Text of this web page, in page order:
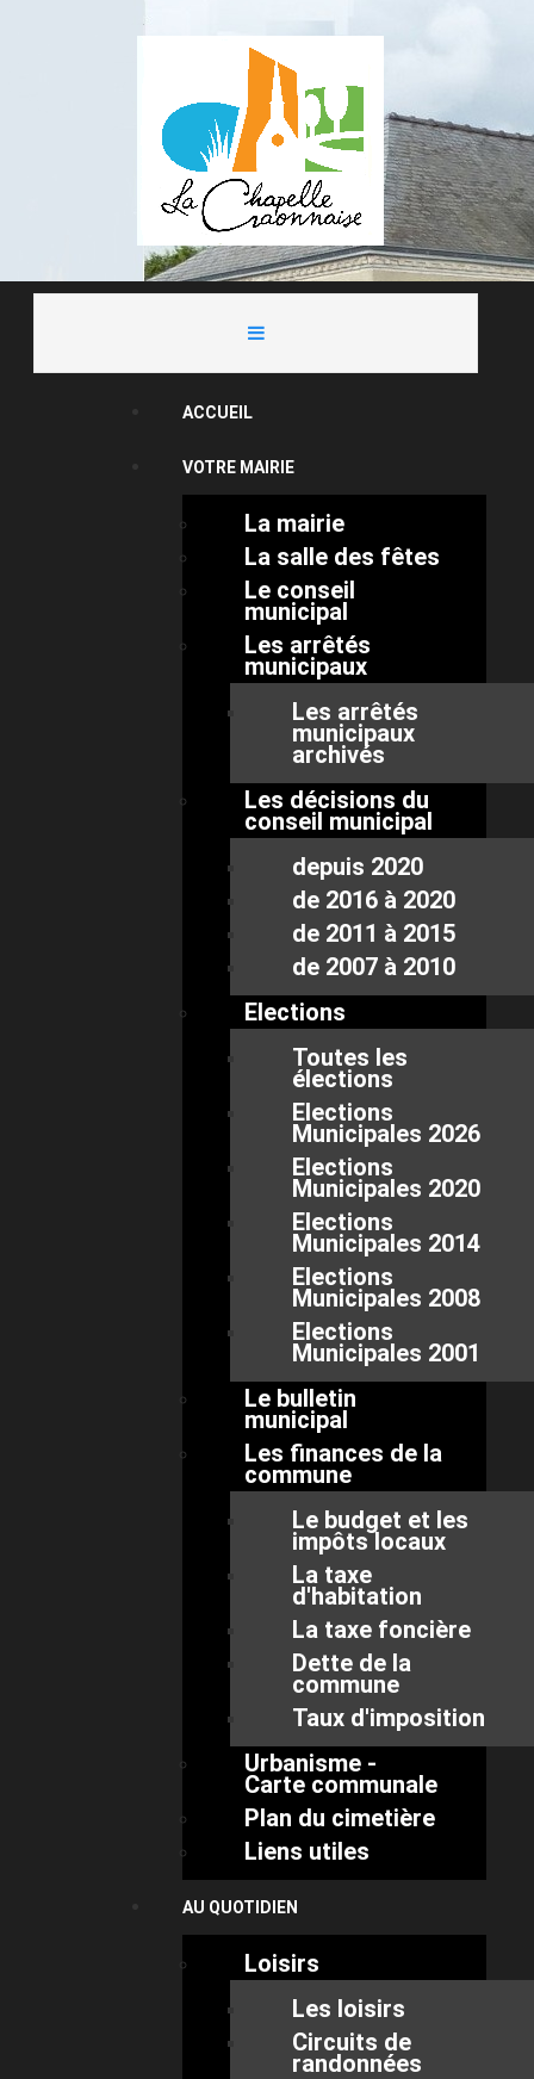
ACCUEIL
VOTRE MAIRIE
La mairie
La salle des fêtes
Le conseil
municipal
Les arrêtés
municipaux
Les arrêtés
municipaux
archivés
Les décisions du
conseil municipal
depuis 2020
de 2016 à 2020
de 2011 à 2015
de 2007 à 2010
Elections
Toutes les
élections
Elections
Municipales 2026
Elections
Municipales 2020
Elections
Municipales 2014
Elections
Municipales 2008
Elections
Municipales 2001
Le bulletin
municipal
Les finances de la
commune
Le budget et les
impôts locaux
La taxe
d'habitation
La taxe foncière
Dette de la
commune
Taux d'imposition
Urbanisme -
Carte communale
Plan du cimetière
Liens utiles
AU QUOTIDIEN
Loisirs
Les loisirs
Circuits de
randonnées